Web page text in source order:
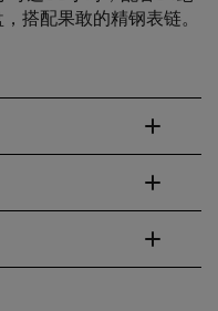
搭配果敢的精钢表链。